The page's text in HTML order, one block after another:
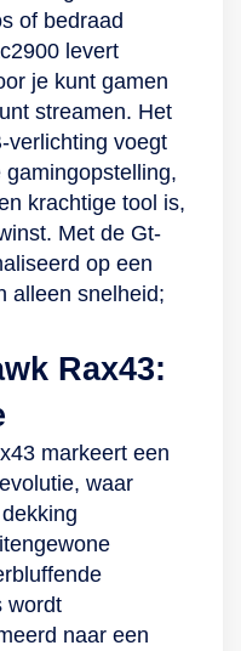
of bedraad
levert
je kunt gamen
streamen. Het
verlichting voegt
krachtige tool is,
Met de Gt-
op een
alleen snelheid;
Rax43:
markeert een
waar
wordt
naar een